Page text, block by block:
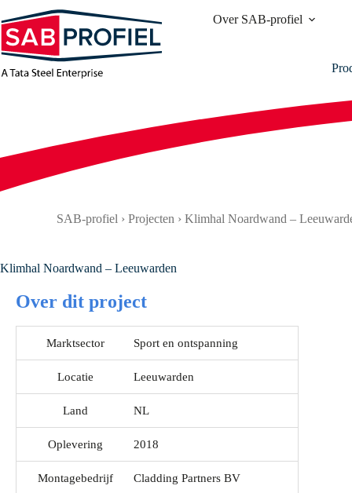
naar
de
inhoud
Over SAB-profiel
SAB-profiel › Projecten › Klimhal Noardwand –
Klimhal Noardwand – Leeuwarden
Over dit project
Marktsector Sport en ontspanning
Locatie Leeuwarden
Land NL
Oplevering 2018
Montagebedrijf Cladding Partners BV